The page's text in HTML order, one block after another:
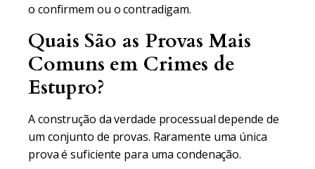
o confirmem ou o contradigam.
Quais São as Provas Mais
Comuns em Crimes de
Estupro?
A construção da verdade processual depende de
um conjunto de provas. Raramente uma única
prova é suficiente para uma condenação.